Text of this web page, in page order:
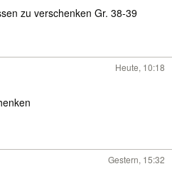
zu verschenken Gr. 38-39
Heute, 10:18
Gestern, 15:32